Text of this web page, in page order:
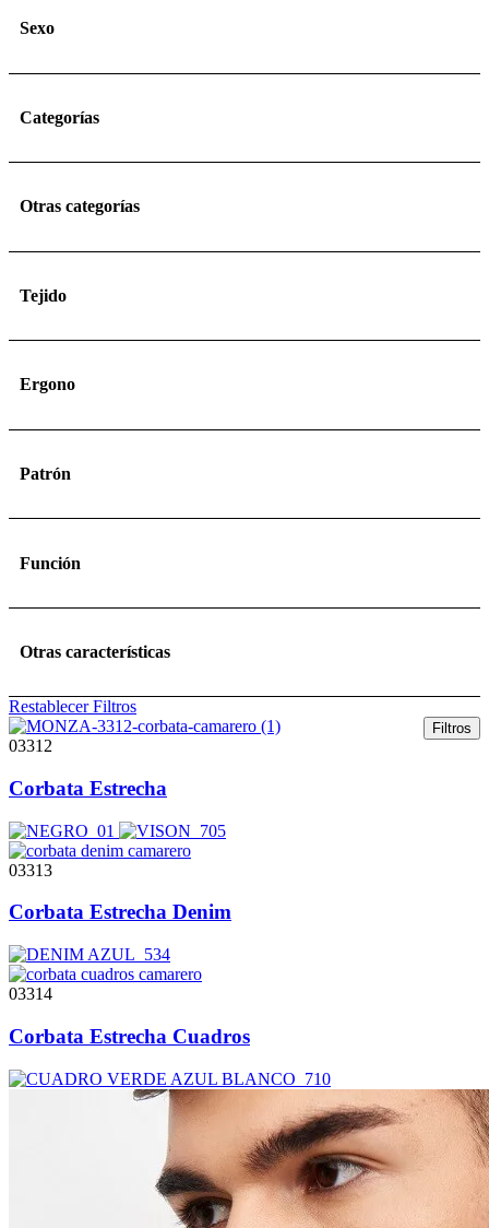
Sexo
Categorías
Otras categorías
Tejido
Ergono
Patrón
Función
Otras características
Restablecer Filtros
Filtros
03312
Corbata Estrecha
03313
Corbata Estrecha Denim
03314
Corbata Estrecha Cuadros